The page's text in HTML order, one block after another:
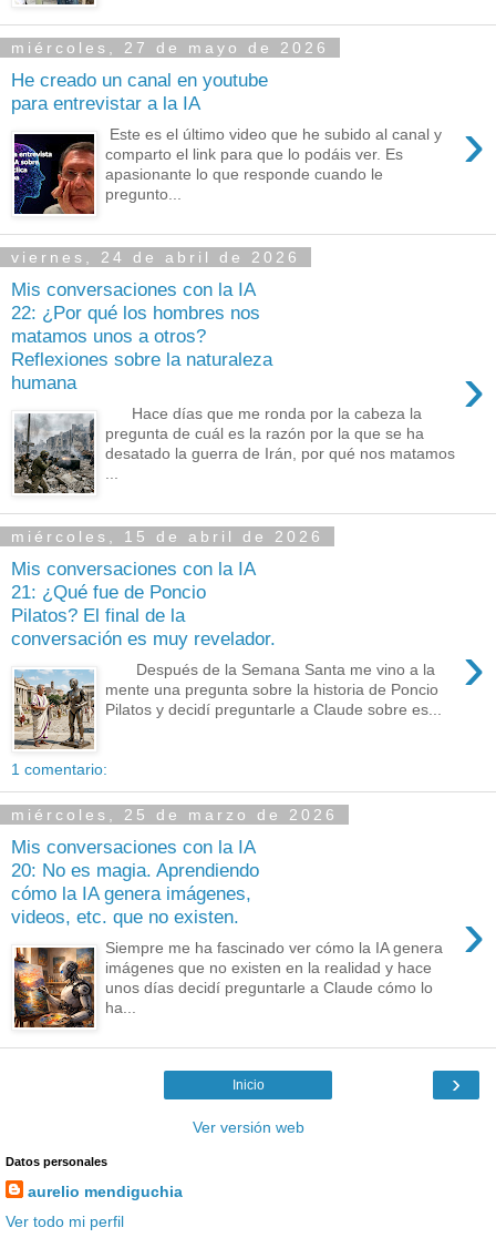
miércoles, 27 de mayo de 2026
He creado un canal en youtube
para entrevistar a la IA
›
Este es el último video que he subido al canal y
comparto el link para que lo podáis ver. Es
apasionante lo que responde cuando le
pregunto...
viernes, 24 de abril de 2026
Mis conversaciones con la IA
22: ¿Por qué los hombres nos
matamos unos a otros?
Reflexiones sobre la naturaleza
humana
›
Hace días que me ronda por la cabeza la
pregunta de cuál es la razón por la que se ha
desatado la guerra de Irán, por qué nos matamos
...
miércoles, 15 de abril de 2026
Mis conversaciones con la IA
21: ¿Qué fue de Poncio
Pilatos? El final de la
conversación es muy revelador.
›
Después de la Semana Santa me vino a la
mente una pregunta sobre la historia de Poncio
Pilatos y decidí preguntarle a Claude sobre es...
1 comentario:
miércoles, 25 de marzo de 2026
Mis conversaciones con la IA
20: No es magia. Aprendiendo
cómo la IA genera imágenes,
videos, etc. que no existen.
›
Siempre me ha fascinado ver cómo la IA genera
imágenes que no existen en la realidad y hace
unos días decidí preguntarle a Claude cómo lo
ha...
›
Inicio
Ver versión web
Datos personales
aurelio mendiguchia
Ver todo mi perfil